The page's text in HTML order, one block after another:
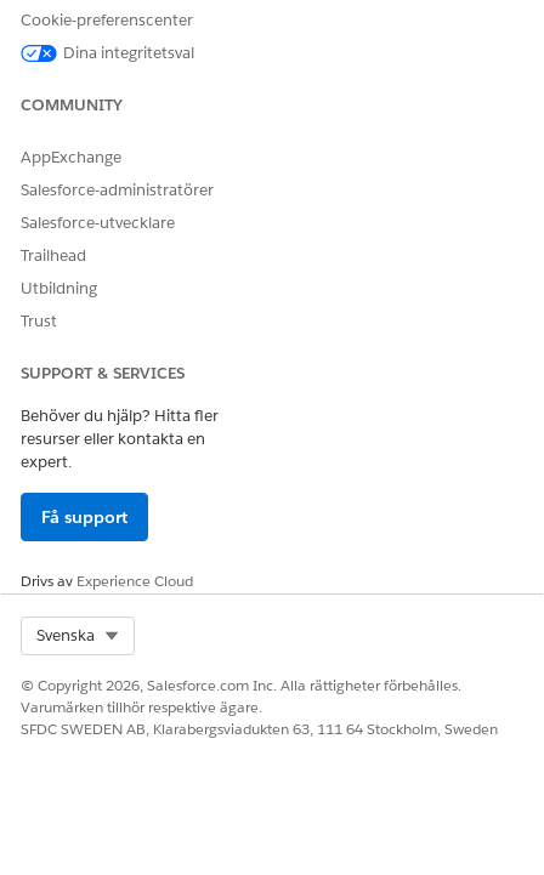
Cookie-preferenscenter
Dina integritetsval
COMMUNITY
AppExchange
Salesforce-administratörer
Salesforce-utvecklare
Trailhead
Utbildning
Trust
SUPPORT & SERVICES
Behöver du hjälp? Hitta fler
resurser eller kontakta en
expert.
Få support
Drivs av Experience Cloud
Svenska
© Copyright 2026, Salesforce.com Inc. Alla rättigheter förbehålles.
Varumärken tillhör respektive ägare.
SFDC SWEDEN AB, Klarabergsviadukten 63, 111 64 Stockholm, Sweden